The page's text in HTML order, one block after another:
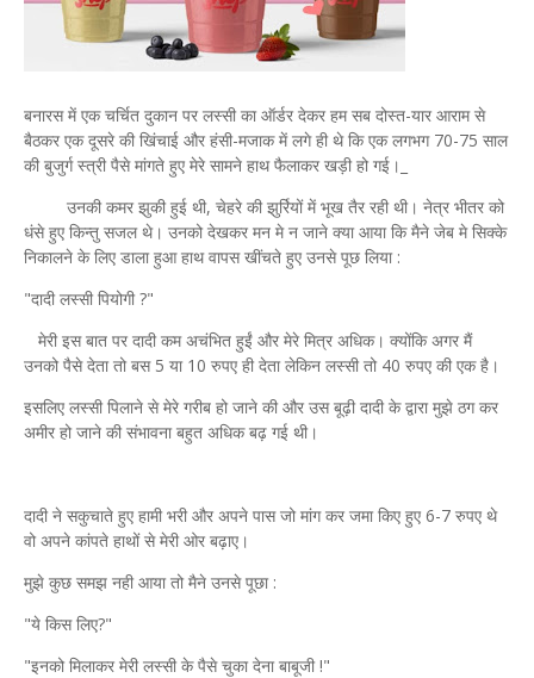
बनारस में एक चर्चित दुकान पर लस्सी का ऑर्डर देकर हम सब दोस्त-यार आराम से
बैठकर एक दूसरे की खिंचाई और हंसी-मजाक में लगे ही थे कि एक लगभग 70-75 साल
की बुजुर्ग स्त्री पैसे मांगते हुए मेरे सामने हाथ फैलाकर खड़ी हो गई।_
उनकी कमर झुकी हुई थी, चेहरे की झुर्रियों में भूख तैर रही थी। नेत्र भीतर को
धंसे हुए किन्तु सजल थे। उनको देखकर मन मे न जाने क्या आया कि मैने जेब मे सिक्के
निकालने के लिए डाला हुआ हाथ वापस खींचते हुए उनसे पूछ लिया :
"दादी लस्सी पियोगी ?"
मेरी इस बात पर दादी कम अचंभित हुईं और मेरे मित्र अधिक। क्योंकि अगर मैं
उनको पैसे देता तो बस 5 या 10 रुपए ही देता लेकिन लस्सी तो 40 रुपए की एक है।
इसलिए लस्सी पिलाने से मेरे गरीब हो जाने की और उस बूढ़ी दादी के द्वारा मुझे ठग कर
अमीर हो जाने की संभावना बहुत अधिक बढ़ गई थी।
दादी ने सकुचाते हुए हामी भरी और अपने पास जो मांग कर जमा किए हुए 6-7 रुपए थे
वो अपने कांपते हाथों से मेरी ओर बढ़ाए।
मुझे कुछ समझ नही आया तो मैने उनसे पूछा :
"ये किस लिए?"
"इनको मिलाकर मेरी लस्सी के पैसे चुका देना बाबूजी !"